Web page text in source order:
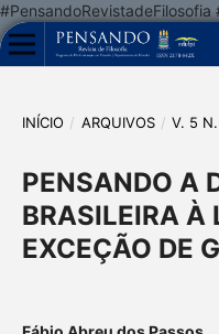
INÍCIO / ARQUIVOS / V. 5
PENSANDO A
BRASILEIRA À
EXCEÇÃO DE